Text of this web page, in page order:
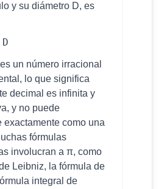
y su diámetro D, es
un número irracional
lo que significa
decimal es infinita y
y no puede
exactamente como una
fórmulas
involucran a π, como
Leibniz, la fórmula de
integral de